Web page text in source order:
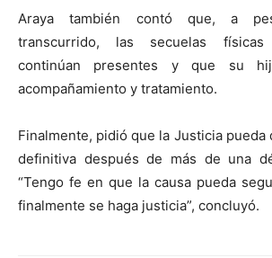
Araya también contó que, a
transcurrido, las secuelas
continúan presentes y que su
acompañamiento y tratamiento.
Finalmente, pidió que la Justicia pueda
definitiva después de más de una
“Tengo fe en que la causa pueda
finalmente se haga justicia”, concluyó.